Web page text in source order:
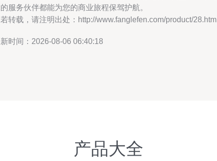
服务伙伴都能为您的商业旅程保驾护航。
转载，请注明出处：http://www.fanglefen.com/product/
时间：2026-08-06 06:40:18
产品大全